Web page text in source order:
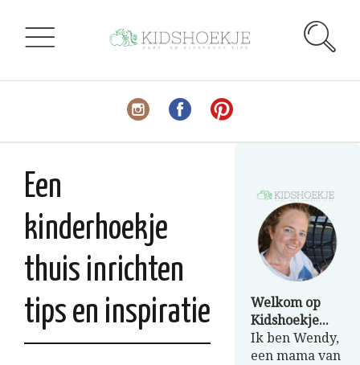
Een
kinderhoekje
thuis inrichten
tips en inspiratie
Welkom op
Kidshoekje...
Ik ben Wendy,
een mama van